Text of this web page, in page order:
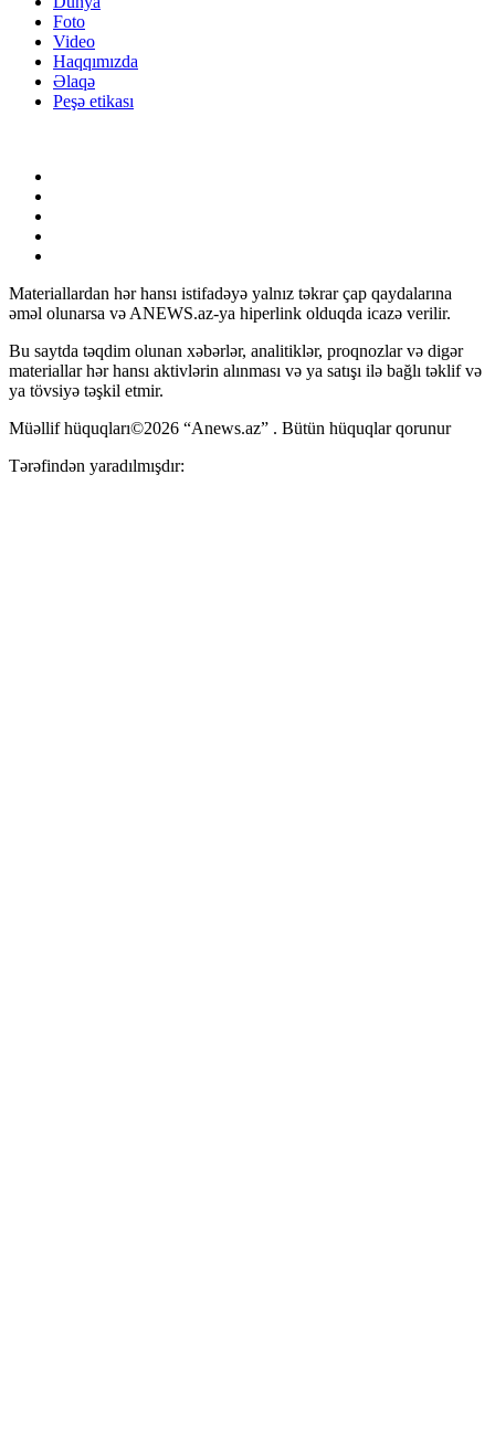
Foto
Video
Haqqımızda
Əlaqə
Peşə etikası
Materiallardan hər hansı istifadəyə yalnız təkrar çap qaydalarına
əməl olunarsa və ANEWS.az-ya hiperlink olduqda icazə verilir.
Bu saytda təqdim olunan xəbərlər, analitiklər, proqnozlar və digər
materiallar hər hansı aktivlərin alınması və ya satışı ilə bağlı təklif və
ya tövsiyə təşkil etmir.
Müəllif hüquqları©2026 “Anews.az” . Bütün hüquqlar qorunur
Tərəfindən yaradılmışdır: